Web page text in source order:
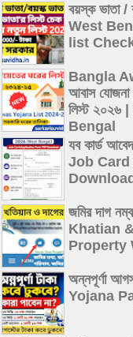
বয়স্ক ভাতা /
West
list
Bangla
আবাস যোজনা
লিস্ট
Bengal
যব কার্ড
Job
জমির দাগ
Khatian
Property
অন্নপূর্ণা
Yojana